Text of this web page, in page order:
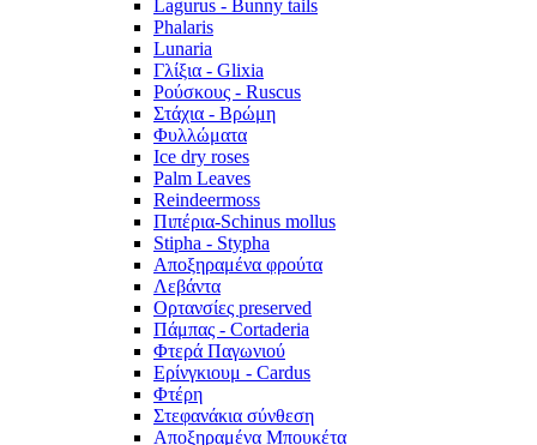
Lagurus - Bunny tails
Phalaris
Lunaria
Γλίξια - Glixia
Ρούσκους - Ruscus
Στάχια - Βρώμη
Φυλλώματα
Ice dry roses
Palm Leaves
Reindeermoss
Πιπέρια-Schinus mollus
Stipha - Stypha
Αποξηραμένα φρούτα
Λεβάντα
Ορτανσίες preserved
Πάμπας - Cortaderia
Φτερά Παγωνιού
Ερίνγκιουμ - Cardus
Φτέρη
Στεφανάκια σύνθεση
Αποξηραμένα Μπουκέτα